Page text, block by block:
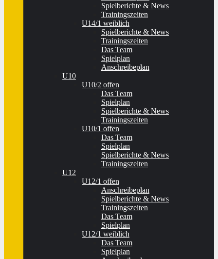
Spielberichte & News
Trainingszeiten
U14/1 weiblich
Spielberichte & News
Trainingszeiten
Das Team
Spielplan
Anschreibeplan
U10
U10/2 offen
Das Team
Spielplan
Spielberichte & News
Trainingszeiten
U10/1 offen
Das Team
Spielplan
Spielberichte & News
Trainingszeiten
U12
U12/1 offen
Anschreibeplan
Spielberichte & News
Trainingszeiten
Das Team
Spielplan
U12/1 weiblich
Das Team
Spielplan